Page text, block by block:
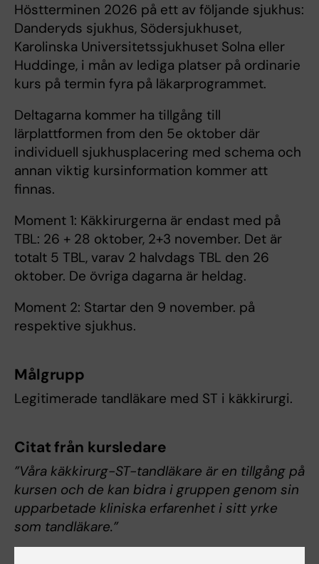
Höstterminen 2026 på ett av följande sjukhus:
Danderyds sjukhus, Södersjukhuset,
Karolinska Universitetssjukhuset Solna eller
Huddinge, i mån av lediga platser på ordinarie
kurs på termin fyra på läkarprogrammet.
Deltagarna kommer ha tillgång till
lärplattformen from den 5e oktober där
individuell sjukhusplacering med schema och
annan viktig kursinformation kommer att
finnas.
Moment 1: Käkkirurgerna är endast med på
TBL: 26 + 28 oktober, 2+3 november. Det är
totalt 5 TBL, varav 2 halvdags TBL den 26
oktober. De övriga dagarna är heldag.
Moment 2: Startar den 9 november. på
respektive sjukhus.
Målgrupp
Legitimerade tandläkare med ST i käkkirurgi.
Citat från kursledare
”Våra käkkirurg-ST-tandläkare är en tillgång på
kursen och de kan bidra i gruppen genom sin
upparbetade kliniska erfarenhet i sitt yrke
som tandläkare.”